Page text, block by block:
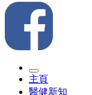
主頁
醫健新知